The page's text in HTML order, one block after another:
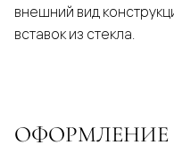
внешний вид
вставок из стекла.